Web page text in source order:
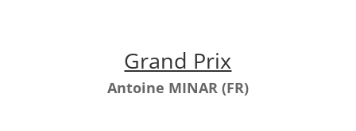
Grand Prix
Antoine MINAR (FR)